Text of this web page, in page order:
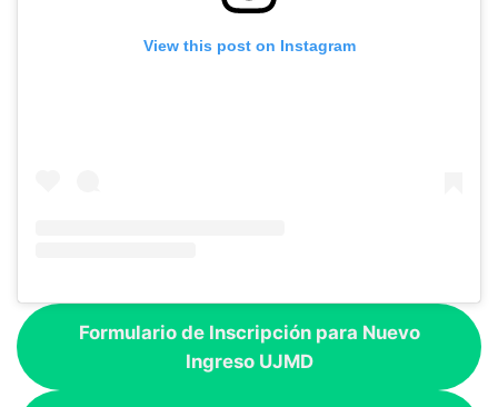
View this post on Instagram
Formulario de Inscripción para Nuevo
Ingreso UJMD